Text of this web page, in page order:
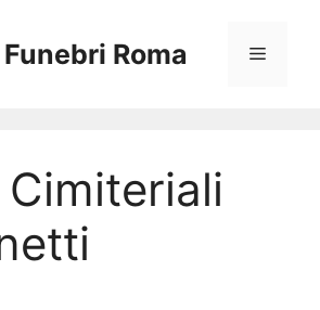
Roma Menu